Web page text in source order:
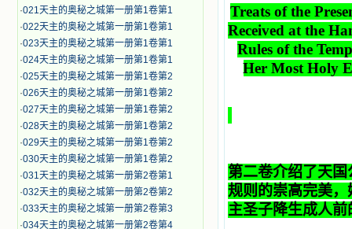
·021天主的奥秘之城第一册第1卷第1
·022天主的奥秘之城第一册第1卷第1
·023天主的奥秘之城第一册第1卷第1
·024天主的奥秘之城第一册第1卷第1
·025天主的奥秘之城第一册第1卷第2
·026天主的奥秘之城第一册第1卷第2
·027天主的奥秘之城第一册第1卷第2
·028天主的奥秘之城第一册第1卷第2
·029天主的奥秘之城第一册第1卷第2
·030天主的奥秘之城第一册第1卷第2
·031天主的奥秘之城第一册第2卷第1
·032天主的奥秘之城第一册第2卷第2
·033天主的奥秘之城第一册第2卷第3
·034天主的奥秘之城第一册第2卷第4
Treats of the
Received at the
Rules of the
Her Most Holy
第二卷介绍了天
规则的崇高完美
主圣子降生成人